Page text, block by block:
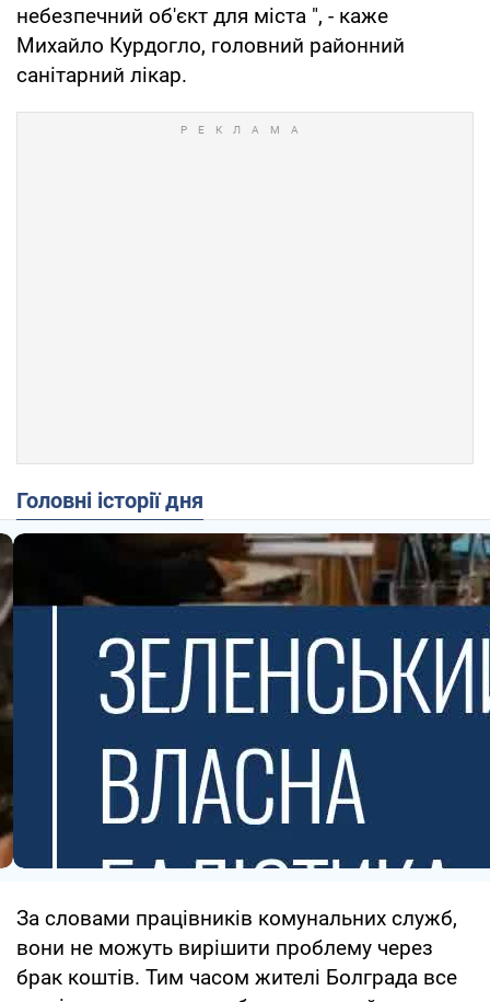
небезпечний об'єкт для міста ", - каже
Михайло Курдогло, головний районний
санітарний лікар.
Головні історії дня
За словами працівників комунальних служб,
вони не можуть вирішити проблему через
брак коштів. Тим часом жителі Болграда все